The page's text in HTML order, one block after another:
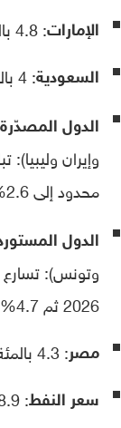
الإمارات: 4.8 بالمئة
السعودية: 4 بالمئة
الدول
محدود إلى 2.6% بحلول 2030.
الدول
2026 ثم 4.7% بحلول 2030.
مصر: 4.3 بالمئة
سعر النفط: 68.9